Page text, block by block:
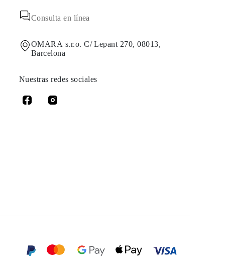
Consulta en línea
OMARA s.r.o. C/ Lepant 270, 08013,
Barcelona
Nuestras redes sociales